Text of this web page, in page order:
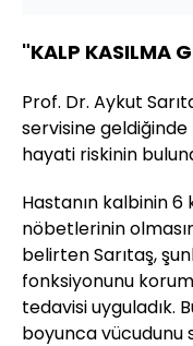
"KALP KASILMA
Prof. Dr. Aykut
servisine
hayati riskinin
Hastanın kalbinin
nöbetlerinin
belirten Sarıtaş,
fonksiyonunu
tedavisi uyguladık.
boyunca vücudunu